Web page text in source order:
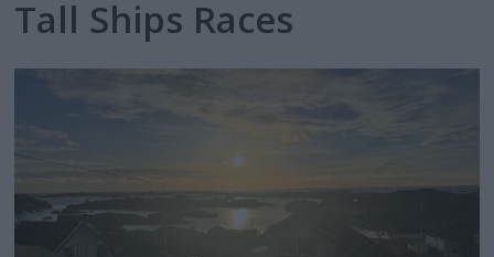
Tall Ships Races